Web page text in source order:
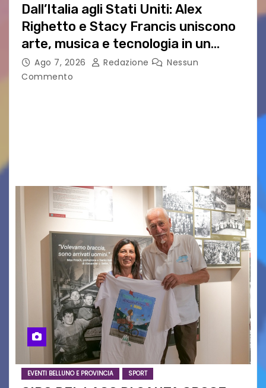
Dall’Italia agli Stati Uniti: Alex
Righetto e Stacy Francis uniscono
arte, musica e tecnologia in un
nuovo progetto internazionale”
Ago 7, 2026 Redazione
Nessun
Commento
EVENTI BELLUNO E PROVINCIA SPORT